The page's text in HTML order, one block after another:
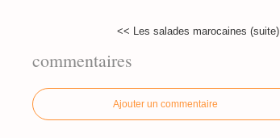
<< Les salades marocaines (suite)
commentaires
Ajouter un commentaire